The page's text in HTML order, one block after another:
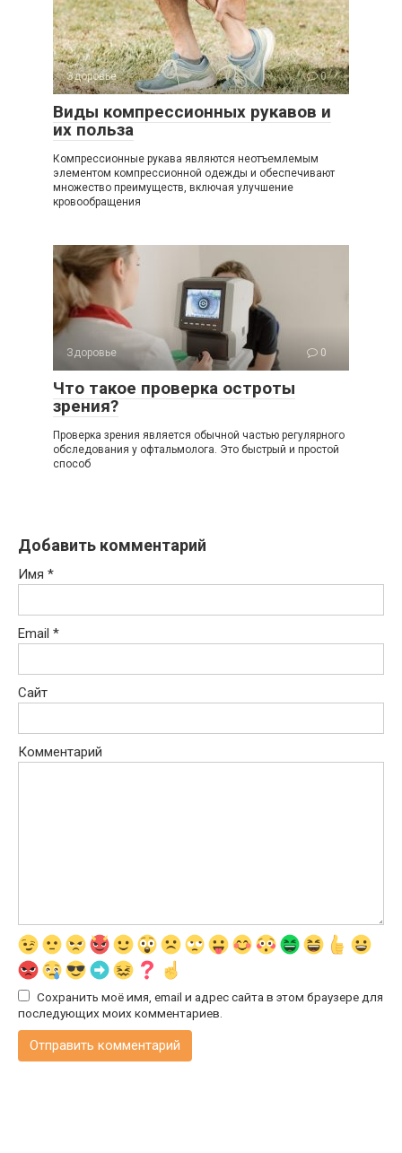
Здоровье 0
Виды компрессионных рукавов и
их польза
Компрессионные рукава являются неотъемлемым
элементом компрессионной одежды и обеспечивают
множество преимуществ, включая улучшение
кровообращения
Здоровье 0
Что такое проверка остроты
зрения?
Проверка зрения является обычной частью регулярного
обследования у офтальмолога. Это быстрый и простой
способ
Добавить комментарий
Имя *
Email *
Сайт
Комментарий
Сохранить моё имя, email и адрес сайта в этом браузере для
последующих моих комментариев.